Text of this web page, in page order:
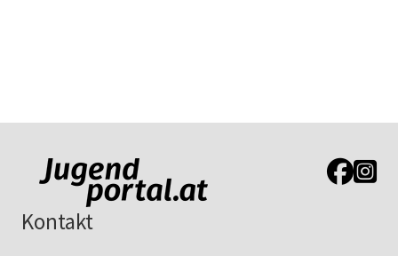
Link zur
Link
Kontakt